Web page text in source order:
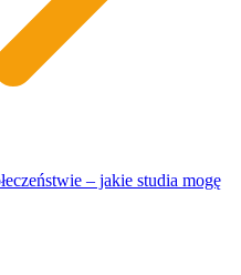
– jakie studia mogę